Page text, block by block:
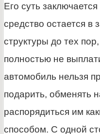
Его суть
средство остается в
структуры до тех
полностью не
автомобиль нельзя
подарить, обменять
распорядиться им
способом. С одной